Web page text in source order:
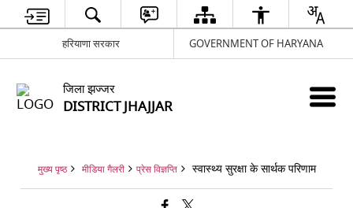
हरियाणा सरकार GOVERNMENT OF HARYANA
जिला झज्जर
DISTRICT JHAJJAR
मुख्य पृष्ठ मीडिया गैलरी प्रेस विज्ञप्ति स्वास्थ्य सुरक्षा के सार्थक परिणाम